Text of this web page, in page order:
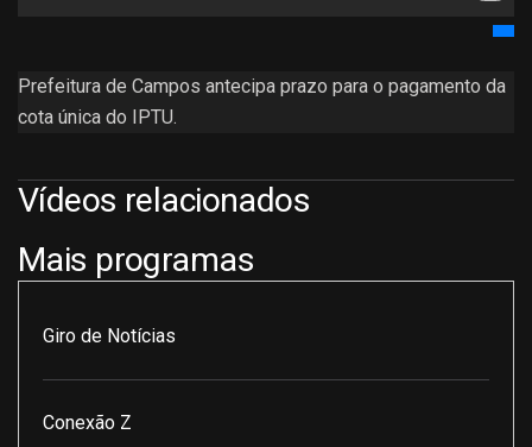
Prefeitura de Campos antecipa prazo para o pagamento da
cota única do IPTU.
Vídeos relacionados
Mais programas
Giro de Notícias
Conexão Z